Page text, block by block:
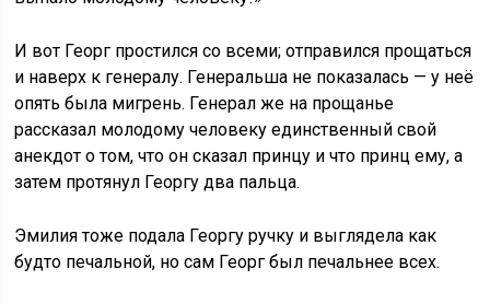
И вот Георг простился со всеми; отправился прощаться
и наверх к генералу. Генеральша не показалась — у неё
опять была мигрень. Генерал же на прощанье
рассказал молодому человеку единственный свой
анекдот о том, что он сказал принцу и что принц ему, а
затем протянул Георгу два пальца.
Эмилия тоже подала Георгу ручку и выглядела как
будто печальной, но сам Георг был печальнее всех.